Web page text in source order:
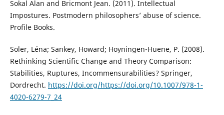
Sokal Alan and Bricmont Jean. (2011). Intellectual
Impostures. Postmodern philosophers’ abuse of science.
Profile Books.
Soler, Léna; Sankey, Howard; Hoyningen-Huene, P. (2008).
Rethinking Scientific Change and Theory Comparison:
Stabilities, Ruptures, Incommensurabilities? Springer,
Dordrecht. https://doi.org/https://doi.org/10.1007/978-1-
4020-6279-7_24